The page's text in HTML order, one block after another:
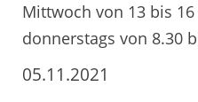
Mittwoch von 13 bis
donnerstags von 8.30
05.11.2021